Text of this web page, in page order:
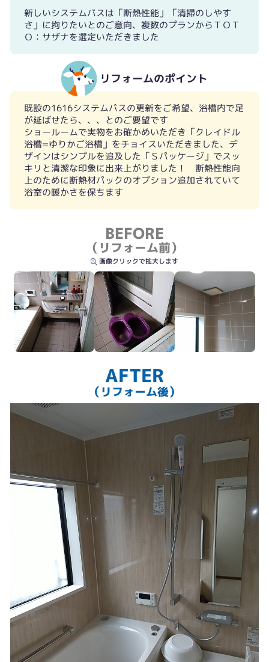
新しいシステムバスは「断熱性能」「清掃のしやす
さ」に拘りたいとのご意向、複数のプランからＴＯＴ
Ｏ：サザナを選定いただきました
リフォームのポイント
既設の1616システムバスの更新をご希望、浴槽内で足
が延ばせたら、、、とのご要望です
ショールームで実物をお確かめいただき「クレイドル
浴槽=ゆりかご浴槽」をチョイスいただきました、デ
ザインはシンプルを追及した「Ｓパッケージ」でスッ
キリと清潔な印象に出来上がりました！ 断熱性能向
上のために断熱材パックのオプション追加されていて
浴室の暖かさを保ちます
BEFORE
（リフォーム前）
画像クリックで拡大します
段差の解消も今回のテーマです
20年以上活躍した換気扇も新しく、、
AFTER
（リフォーム後）